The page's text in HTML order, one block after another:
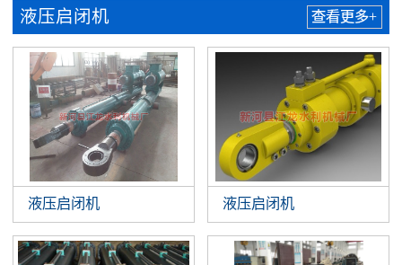
液压启闭机 查看更多+
液压启闭机 液压启闭机